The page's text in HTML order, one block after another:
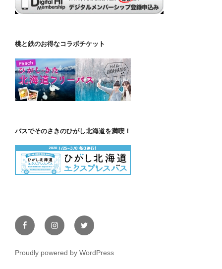
桃と鉄のお得なコラボチケット
バスでそのさきのひがし北海道を満喫！
FacebookInstagramTwitter
Proudly powered by WordPress